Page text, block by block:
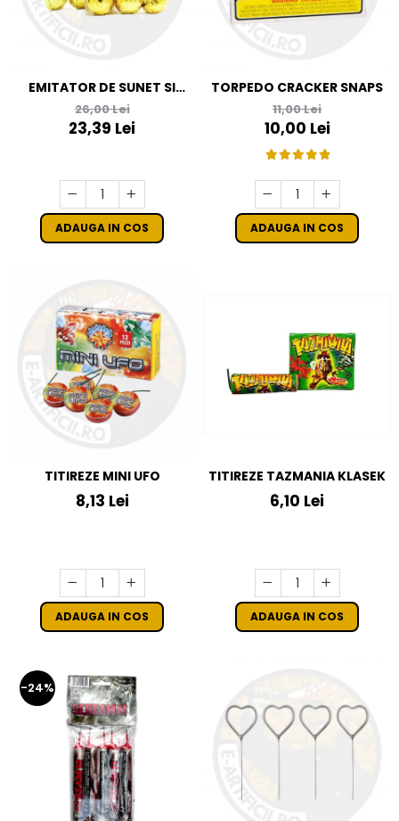
EMITATOR DE SUNET SI
LUMINA FS4 - ARTIFICII C4
26,00 Lei
23,39 Lei
ADAUGA IN COS
TORPEDO CRACKER SNAPS
11,00 Lei
10,00 Lei
ADAUGA IN COS
TITIREZE MINI UFO
8,13 Lei
ADAUGA IN COS
TITIREZE TAZMANIA KLASEK
6,10 Lei
ADAUGA IN COS
-24%